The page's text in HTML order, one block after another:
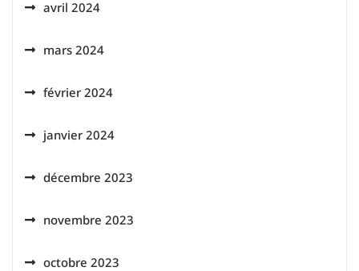
avril 2024
mars 2024
février 2024
janvier 2024
décembre 2023
novembre 2023
octobre 2023